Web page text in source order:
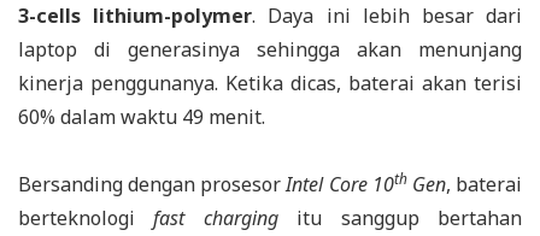
3-cells lithium-polymer. Daya ini lebih besar dari
laptop di generasinya sehingga akan menunjang
kinerja penggunanya. Ketika dicas, baterai akan terisi
60% dalam waktu 49 menit.
Bersanding dengan prosesorIntel Core 10thGen, baterai
berteknologifast chargingitu sanggup bertahan